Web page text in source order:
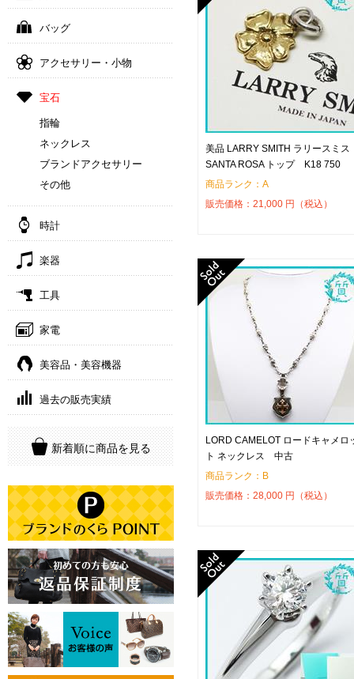
バッグ
アクセサリー・小物
宝石
指輪
ネックレス
ブランドアクセサリー
その他
時計
楽器
工具
家電
美容品・美容機器
過去の販売実績
新着順に商品を見る
美品 LARRY SMITH ラリースミス
SANTA ROSA トップ K18 750
商品ランク：A
販売価格： 21,000 円（税込）
LORD CAMELOT ロードキャメロ
ト ネックレス 中古
商品ランク：B
販売価格： 28,000 円（税込）